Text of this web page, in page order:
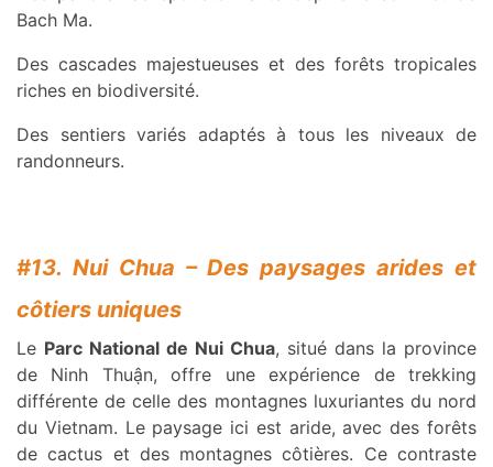
Bach Ma.
Des cascades majestueuses et des forêts tropicales
riches en biodiversité.
Des sentiers variés adaptés à tous les niveaux de
randonneurs.
#13. Nui Chua – Des paysages arides et
côtiers uniques
Le Parc National de Nui Chua, situé dans la province
de Ninh Thuận, offre une expérience de trekking
différente de celle des montagnes luxuriantes du nord
du Vietnam. Le paysage ici est aride, avec des forêts
de cactus et des montagnes côtières. Ce contraste